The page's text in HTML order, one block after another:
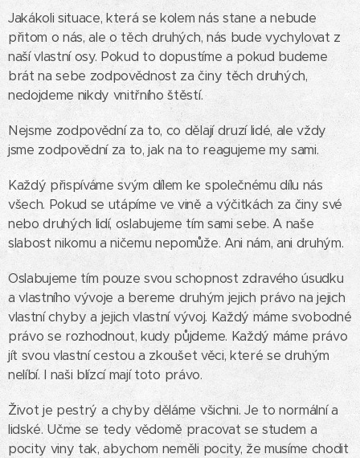
Jakákoli situace, která se kolem nás stane a nebude
přitom o nás, ale o těch druhých, nás bude vychylovat z
naší vlastní osy. Pokud to dopustíme a pokud budeme
brát na sebe zodpovědnost za činy těch druhých,
nedojdeme nikdy vnitřního štěstí.
Nejsme zodpovědní za to, co dělají druzí lidé, ale vždy
jsme zodpovědní za to, jak na to reagujeme my sami.
Každý přispíváme svým dílem ke společnému dílu nás
všech. Pokud se utápíme ve vině a výčitkách za činy své
nebo druhých lidí, oslabujeme tím sami sebe. A naše
slabost nikomu a ničemu nepomůže. Ani nám, ani druhým.
Oslabujeme tím pouze svou schopnost zdravého úsudku
a vlastního vývoje a bereme druhým jejich právo na jejich
vlastní chyby a jejich vlastní vývoj. Každý máme svobodné
právo se rozhodnout, kudy půjdeme. Každý máme právo
jít svou vlastní cestou a zkoušet věci, které se druhým
nelíbí. I naši blízcí mají toto právo.
Život je pestrý a chyby děláme všichni. Je to normální a
lidské. Učme se tedy vědomě pracovat se studem a
pocity viny tak, abychom neměli pocity, že musíme chodit